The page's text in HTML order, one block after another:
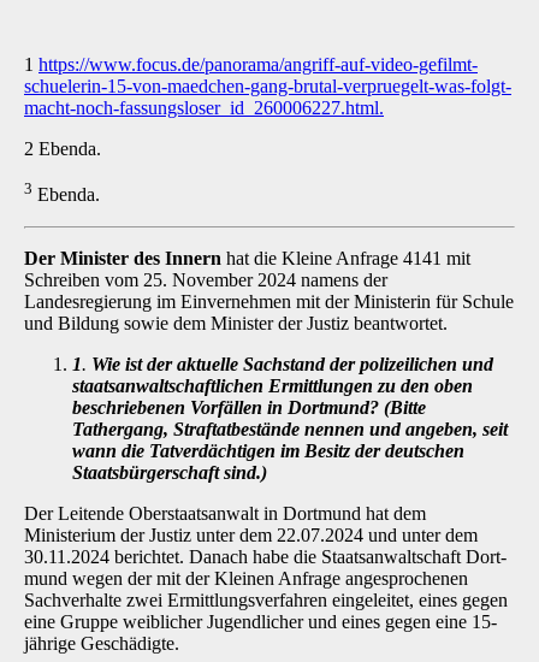
1 https://www.focus.de/panorama/angriff-auf-video-gefilmt-
schuelerin-15-von-maedchen-gang-brutal-verpruegelt-was-folgt-
macht-noch-fassungsloser_id_260006227.html.
2 Ebenda.
3 Ebenda.
Der Minister des Innern hat die Kleine Anfrage 4141 mit
Schreiben vom 25. November 2024 namens der
Landesregierung im Einvernehmen mit der Ministerin für Schule
und Bildung so­wie dem Minister der Justiz beantwortet.
1. Wie ist der aktuelle Sachstand der polizeilichen und
staatsanwaltschaftlichen Er­mittlungen zu den oben
beschriebenen Vorfällen in Dortmund? (Bitte
Tathergang, Straftatbestände nennen und angeben, seit
wann die Tatverdächtigen im Besitz der deutschen
Staatsbürgerschaft sind.)
Der Leitende Oberstaatsanwalt in Dortmund hat dem
Ministerium der Justiz unter dem 22.07.2024 und unter dem
30.11.2024 berichtet. Danach habe die Staatsanwaltschaft Dort­
mund wegen der mit der Kleinen Anfrage angesprochenen
Sachverhalte zwei Ermittlungsver­fahren eingeleitet, eines gegen
eine Gruppe weiblicher Jugendlicher und eines gegen eine 15­
jährige Geschädigte.